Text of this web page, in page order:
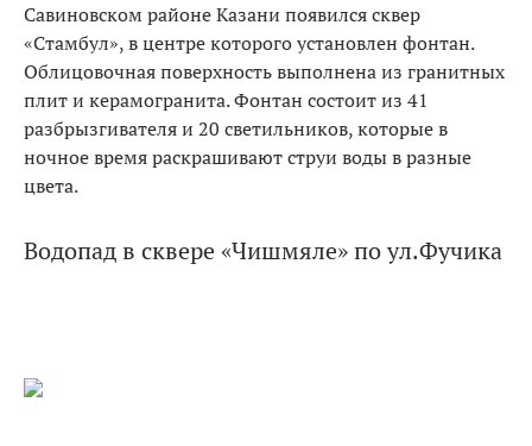
Савиновском районе Казани появился сквер
«Стамбул», в центре которого установлен фонтан.
Облицовочная поверхность выполнена из гранитных
плит и керамогранита. Фонтан состоит из 41
разбрызгивателя и 20 светильников, которые в
ночное время раскрашивают струи воды в разные
цвета.
Водопад в сквере «Чишмяле» по ул.Фучика